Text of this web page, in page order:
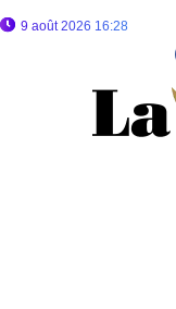
9 août 2026 16:28